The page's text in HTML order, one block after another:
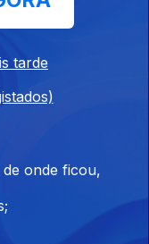
da Guiné
Gomes.
Música na
Música à conversa
Paes, Torres Novas.
com o
Branco.
tarde
onde ficou,